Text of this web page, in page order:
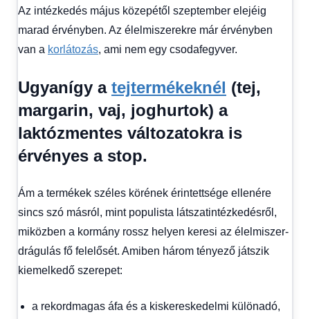
Az intézkedés május közepétől szeptember elejéig
marad érvényben. Az élelmiszerekre már érvényben
van a korlátozás, ami nem egy csodafegyver.
Ugyanígy a tejtermékeknél (tej,
margarin, vaj, joghurtok) a
laktózmentes változatokra is
érvényes a stop.
Ám a termékek széles körének érintettsége ellenére
sincs szó másról, mint populista látszatintézkedésről,
miközben a kormány rossz helyen keresi az élelmiszer-
drágulás fő felelősét. Amiben három tényező játszik
kiemelkedő szerepet:
a rekordmagas áfa és a kiskereskedelmi különadó,